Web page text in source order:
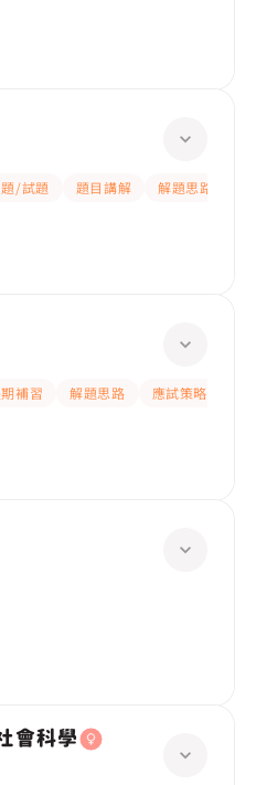
/試題 題目講解
解題思路
補習 解題思路 應試策略
會科學